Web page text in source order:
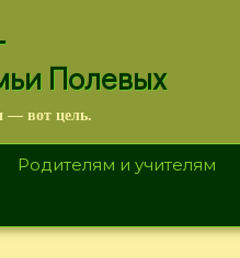
Полевых
— вот цель.
Родителям и учителям